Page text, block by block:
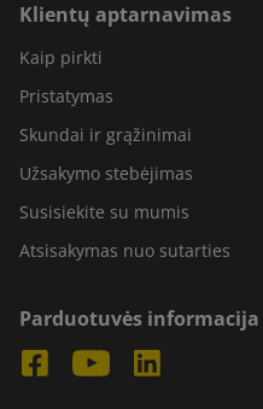
Klientų aptarnavimas
Kaip pirkti
Pristatymas
Skundai ir grąžinimai
Užsakymo stebėjimas
Susisiekite su mumis
Atsisakymas nuo sutarties
Parduotuvės informacija